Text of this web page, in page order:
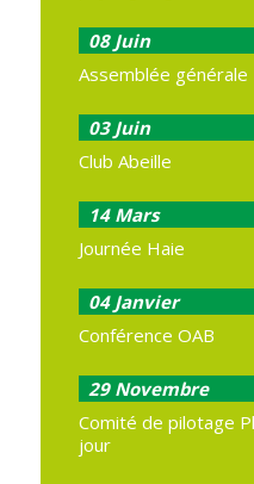
08 Juin
Assemblée générale
03 Juin
Club Abeille
14 Mars
Journée Haie
04 Janvier
Conférence OAB
29 Novembre
Comité de pilotage
jour